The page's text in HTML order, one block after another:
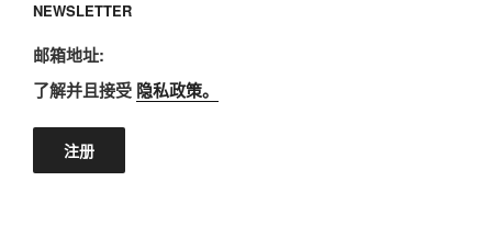
NEWSLETTER
邮箱地址:
了解并且接受 隐私政策。